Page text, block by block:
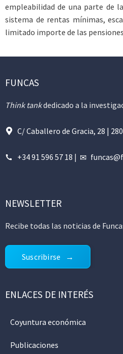
empleabilidad de una parte de
sistema de rentas mínimas,
limitado importe de las
FUNCAS
Think tankdedicado a la
C/ Caballero de Gracia, 28 |
+34 91 596 57 18 |
NEWSLETTER
Recibe todas las noticias de
Suscribirse
ENLACES DE INTERÉS
Coyuntura económica
Publicaciones